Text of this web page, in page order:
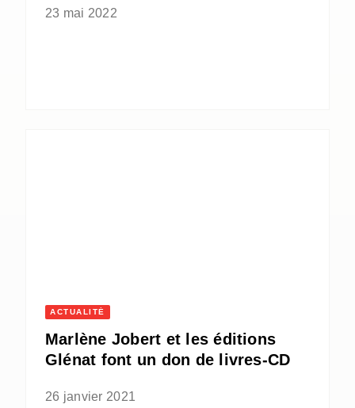
23 mai 2022
ACTUALITÉ
Marlène Jobert et les éditions
Glénat font un don de livres-CD
26 janvier 2021